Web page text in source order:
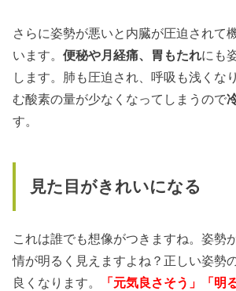
さらに姿勢が悪いと内臓が圧迫されて
います。便秘や月経痛、胃もたれにも
します。肺も圧迫され、呼吸も浅くな
む酸素の量が少なくなってしまうので
す。
見た目がきれいになる
これは誰でも想像がつきますね。姿勢
情が明るく見えますよね？正しい姿勢
良くなります。
「元気良さそう」「明